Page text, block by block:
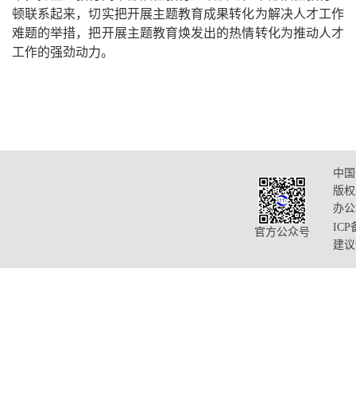
顿联系起来，切实把开展主题教育成果转化为解决人才工作
难题的举措，把开展主题教育焕发出的热情转化为推动人才
工作的强劲动力。
官方公众号
中
版
办
ICP
建